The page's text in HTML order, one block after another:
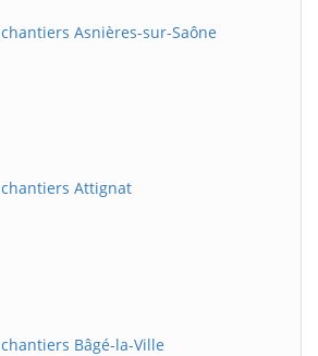
Asnières-sur-Saône
Attignat
Bâgé-la-Ville